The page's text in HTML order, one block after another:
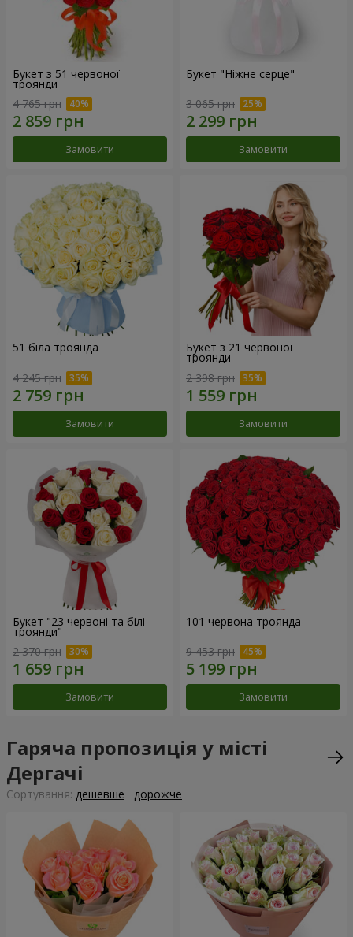
Букет з 51 червоної
троянди
4 765 грн
Замовити
Букет "Ніжне серце"
3 065 грн
Замовити
51 біла троянда
4 245 грн
Замовити
Букет з 21 червоної
троянди
2 398 грн
Замовити
Букет "23 червоні та білі
троянди"
2 370 грн
Замовити
101 червона троянда
9 453 грн
Замовити
Гаряча пропозиція у місті
Дергачі
Сортування: дешевше дорожче